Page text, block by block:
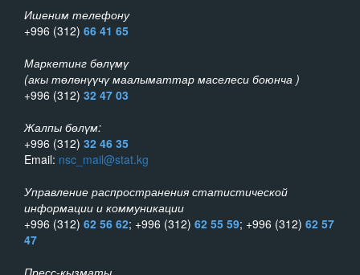
Ишеним телефону
+996 (312) 66 41 65
Маркетинг бөлүмү
(акы төлөнүүчү маалыматтар маселеси боюнча )
+996 (312) 32 47 03
Жалпы бөлүм:
+996 (312) 32 46 35
Email: nsc_mail@stat.kg
Управление распространения статистической
информации и коммуникации
+996 (312) 62 56 62; +996 (312) 62 55 59; +996 (312) 62 57
47
Пресс-кызматы